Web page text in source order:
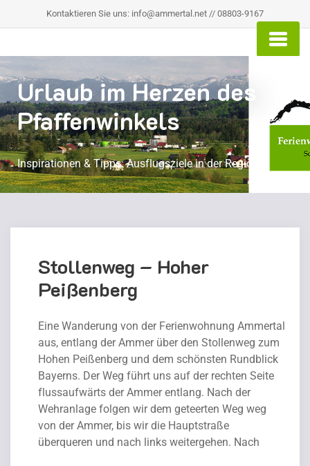
Kontaktieren Sie uns: info@ammertal.net // 08803-9167
Urlaub im Herzen des
Pfaffenwinkels
Inspirationen & Tipps: Ausflugsziele in der Region
Stollenweg – Hoher
Peißenberg
Eine Wanderung von der Ferienwohnung Ammertal
aus, entlang der Ammer über den Stollenweg zum
Hohen Peißenberg und dem schönsten Rundblick
Bayerns. Der Weg führt uns auf der rechten Seite
flussaufwärts der Ammer entlang. Nach der
Wehranlage folgen wir dem geteerten Weg weg
von der Ammer, bis wir die Hauptstraße
überqueren und nach links weitergehen. Nach